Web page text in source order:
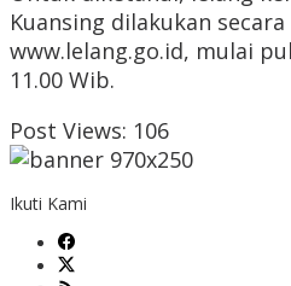
Kuansing dilakukan
www.lelang.go.id, mulai
11.00 Wib.
Post Views: 106
Ikuti Kami